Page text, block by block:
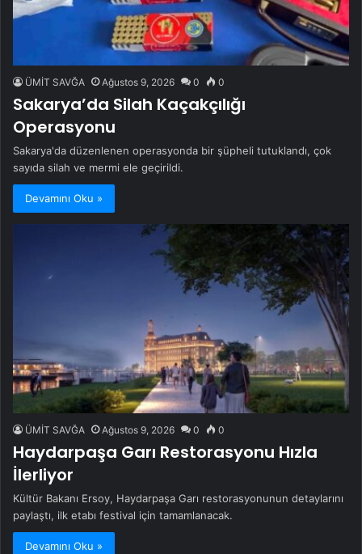
ÜMİT SAVĞA Ağustos 9, 2026 0 0
Sakarya’da Silah Kaçakçılığı
Operasyonu
Sakarya'da düzenlenen operasyonda bir şüpheli tutuklandı, çok
sayıda silah ve mermi ele geçirildi.
Devamını Oku »
ÜMİT SAVĞA Ağustos 9, 2026 0 0
Haydarpaşa Garı Restorasyonu Hızla
İlerliyor
Kültür Bakanı Ersoy, Haydarpaşa Garı restorasyonunun detaylarını
paylaştı, ilk etabı festival için tamamlanacak.
Devamını Oku »